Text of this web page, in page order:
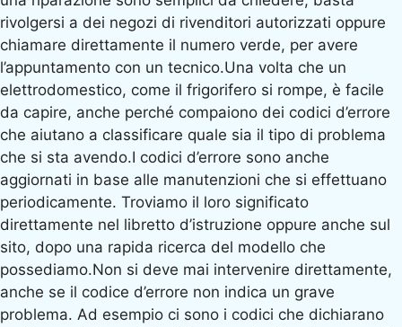
rivolgersi a dei negozi di rivenditori autorizzati oppure
chiamare direttamente il numero verde, per avere
l’appuntamento con un tecnico.Una volta che un
elettrodomestico, come il frigorifero si rompe, è facile
da capire, anche perché compaiono dei codici d’errore
che aiutano a classificare quale sia il tipo di problema
che si sta avendo.I codici d’errore sono anche
aggiornati in base alle manutenzioni che si effettuano
periodicamente. Troviamo il loro significato
direttamente nel libretto d’istruzione oppure anche sul
sito, dopo una rapida ricerca del modello che
possediamo.Non si deve mai intervenire direttamente,
anche se il codice d’errore non indica un grave
problema. Ad esempio ci sono i codici che dichiarano